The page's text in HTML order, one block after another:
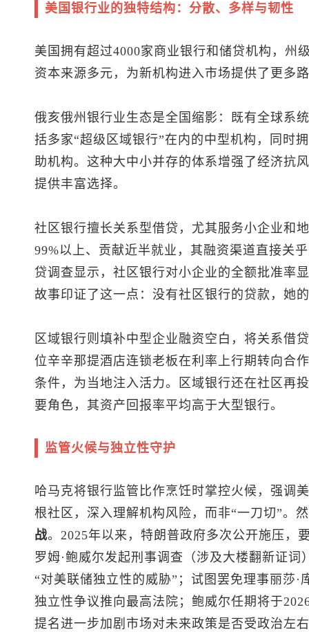
美国银行业的独特结构：分散、多样与韧性
美国拥有超过4000家商业银行和储贷机构，州
资本来源多元，为新机构进入市场提供了更多
俄亥俄州银行业生态是全国缩影：既有全球系
括多家“超级区域银行”在内的中型机构，同时
助机构。这种大中小并存的体系增强了经济抗
提供丰富选择。
社区银行擅长关系型借贷，尤其服务小企业和
99%以上、贡献近半就业，其融资渠道直接关
贷调查显示，社区银行对小企业的全额批准率
故事印证了这一点：没有社区银行的贷款，她
区域银行则填补中型企业融资空白，将关系借
位辛辛那提酒店连锁老板在利率上行期转向合
条件，为当地注入活力。区域银行还在社区再
要角色，其资产回报率平均高于大型银行。
监管火候与独立性守护
哈马克将银行监管比作烹饪时掌控火候，强调
根社区，深入理解机构风险，而非“一刀切”。
战。2025年以来，特朗普政府多次公开施压，
罗姆·鲍威尔发起刑事调查（涉及大楼翻新证
“对美联储独立性的威胁”；试图罢免理事丽莎
独立性争议推向最高法院；鲍威尔任期将于
提名进一步加剧市场对未来政策是否受政治左